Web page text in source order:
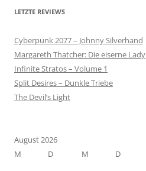
LETZTE REVIEWS
Cyberpunk 2077 – Johnny Silverhand
Margareth Thatcher: Die eiserne Lady
Infinite Stratos – Volume 1
Split Desires – Dunkle Triebe
The Devil’s Light
August 2026
M
D M D